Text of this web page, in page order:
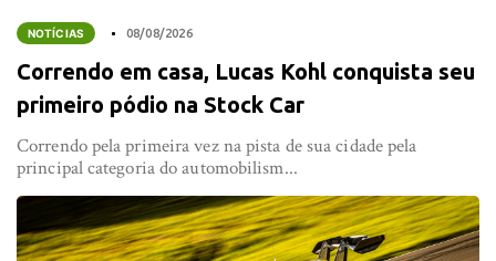
NOTÍCIAS 08/08/2026
Correndo em casa, Lucas Kohl conquista seu
primeiro pódio na Stock Car
Correndo pela primeira vez na pista de sua cidade pela
principal categoria do automobilism...